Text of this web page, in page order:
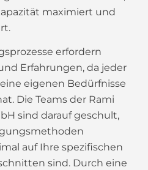
maximiert und
erfordern
Erfahrungen, da jeder
eigenen Bedürfnisse
Die Teams der Rami
sind darauf geschult,
auf Ihre spezifischen
sind. Durch eine